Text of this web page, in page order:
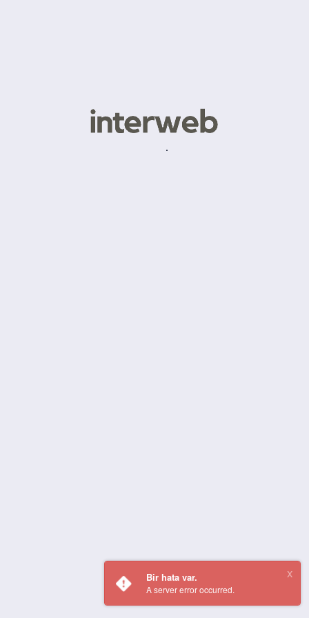
Bir hata var.
A server error occurred.